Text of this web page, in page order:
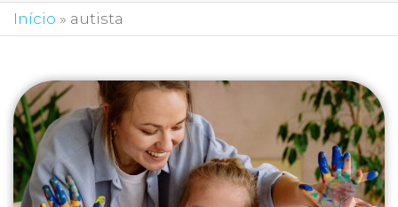
e Ações
Início » autista